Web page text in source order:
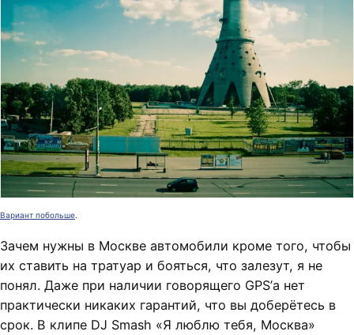
Вариант побольше.
Зачем нужны в Москве автомобили кроме того, чтобы
их ставить на тратуар и бояться, что залезут, я не
понял. Даже при наличии говорящего GPS’а нет
практически никаких гарантий, что вы доберётесь в
срок. В клипе DJ Smash «Я люблю тебя, Москва»